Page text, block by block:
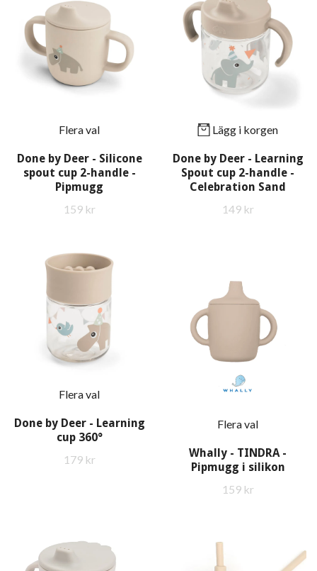
Flera val
Done by Deer - Silicone
spout cup 2-handle -
Pipmugg
159 kr
Lägg i korgen
Done by Deer - Learning
Spout cup 2-handle -
Celebration Sand
149 kr
Flera val
Done by Deer - Learning
cup 360°
179 kr
Flera val
Whally - TINDRA -
Pipmugg i silikon
159 kr